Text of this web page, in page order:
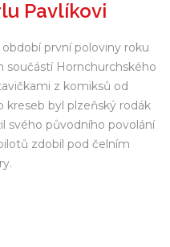
Pavlíkovi
první poloviny roku
součástí Hornchurchského
z komiksů od
byl plzeňský rodák
svého původního povolání
zdobil pod čelním